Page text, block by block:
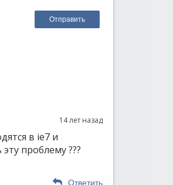
14 лет назад
в ie7 и
проблему ???
Ответить